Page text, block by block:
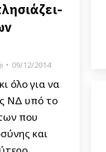
09/12/2014
όλο για να
ΝΔ υπό το
που
και